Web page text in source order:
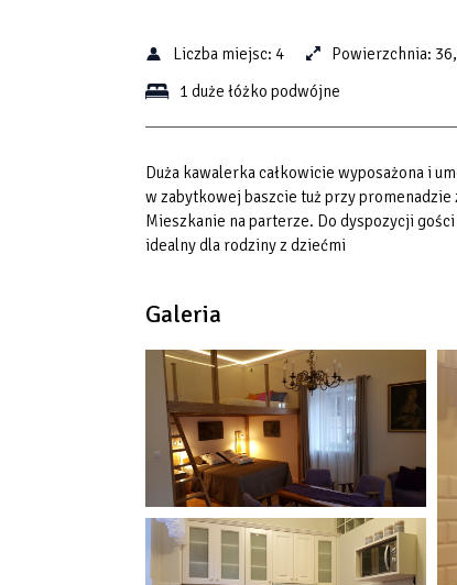
Liczba miejsc: 4 Powierzchnia:
1 duże łóżko podwójne
Duża kawalerka całkowicie wyposażona i
w zabytkowej baszcie tuż przy
Mieszkanie na parterze. Do dyspozycji
idealny dla rodziny z dziećmi
Galeria